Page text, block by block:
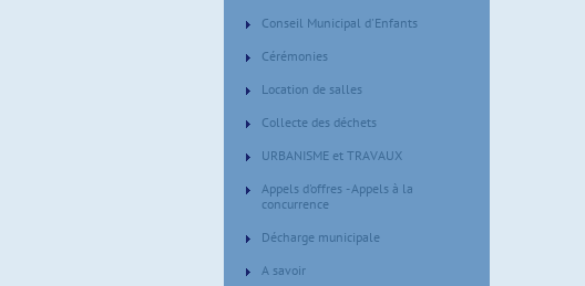
Conseil Municipal d'Enfants
Cérémonies
Location de salles
Collecte des déchets
URBANISME et TRAVAUX
Appels d'offres - Appels à la
concurrence
Décharge municipale
A savoir